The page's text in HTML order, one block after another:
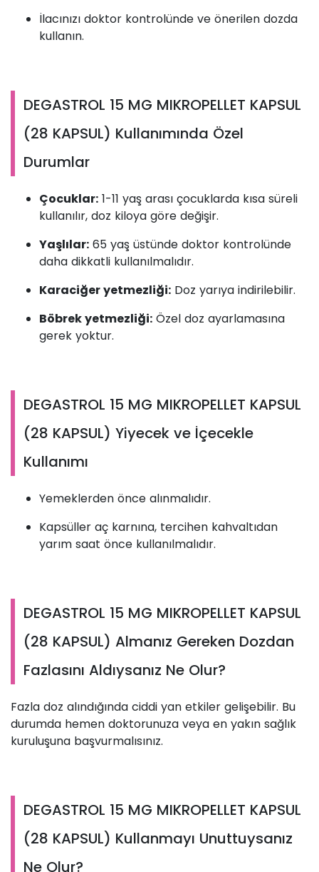
İlacınızı doktor kontrolünde ve önerilen dozda
kullanın.
DEGASTROL 15 MG MIKROPELLET KAPSUL
(28 KAPSUL) Kullanımında Özel
Durumlar
Çocuklar: 1-11 yaş arası çocuklarda kısa süreli
kullanılır, doz kiloya göre değişir.
Yaşlılar: 65 yaş üstünde doktor kontrolünde
daha dikkatli kullanılmalıdır.
Karaciğer yetmezliği: Doz yarıya indirilebilir.
Böbrek yetmezliği: Özel doz ayarlamasına
gerek yoktur.
DEGASTROL 15 MG MIKROPELLET KAPSUL
(28 KAPSUL) Yiyecek ve İçecekle
Kullanımı
Yemeklerden önce alınmalıdır.
Kapsüller aç karnına, tercihen kahvaltıdan
yarım saat önce kullanılmalıdır.
DEGASTROL 15 MG MIKROPELLET KAPSUL
(28 KAPSUL) Almanız Gereken Dozdan
Fazlasını Aldıysanız Ne Olur?
Fazla doz alındığında ciddi yan etkiler gelişebilir. Bu
durumda hemen doktorunuza veya en yakın sağlık
kuruluşuna başvurmalısınız.
DEGASTROL 15 MG MIKROPELLET KAPSUL
(28 KAPSUL) Kullanmayı Unuttuysanız
Ne Olur?